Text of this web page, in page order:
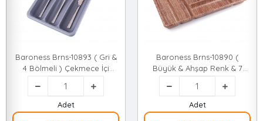
Baroness Brns-10893 ( Gri &
4 Bölmeli ) Çekmece İçi
Kaşıklık*24
Adet
Baroness Brns-10890 (
Büyük & Ahşap Renk & 7
Bölmeli ) Çekmece İçi
Kaşıklık 50x37cm*24
Adet